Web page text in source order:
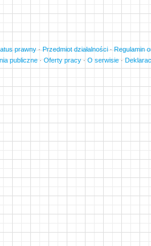
prawny·Przedmiot działalności·Regulamin
publiczne · Oferty pracy · O serwisie ·